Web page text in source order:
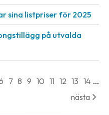
sina listpriser för 2025
på utvalda
7 8 9 10 11 12 13 14 ...
nästa